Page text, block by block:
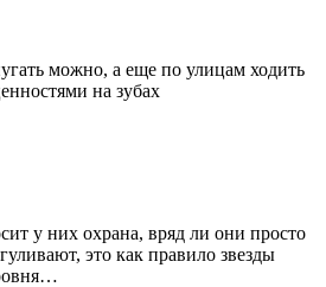
можно, а еще по улицам ходить
на зубах
у них охрана, вряд ли они просто
это как правило звезды